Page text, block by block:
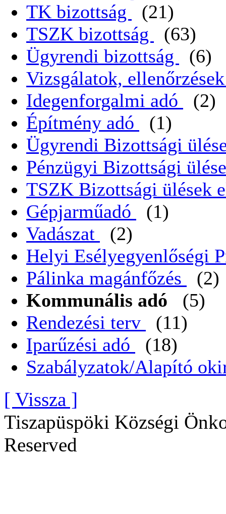
TK bizottság
(21)
TSZK bizottság
(63)
Ügyrendi bizottság
(6)
Vizsgálatok,
Idegenforgalmi adó
(2)
Építmény adó
(1)
Ügyrendi Bizottsági
Pénzügyi Bizottsági
TSZK Bizottsági ülések
Gépjarműadó
(1)
Vadászat
(2)
Helyi Esélyegyenlőségi
Pálinka magánfőzés
(2)
Kommunális adó
(5)
Rendezési terv
(11)
Iparűzési adó
(18)
Szabályzatok/Alapító
[ Vissza ]
Tiszapüspöki Községi
Reserved